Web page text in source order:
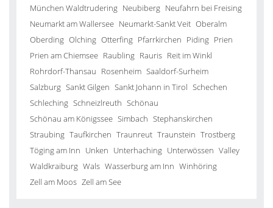
München Waldtrudering Neubiberg Neufahrn bei Freising
Neumarkt am Wallersee Neumarkt-Sankt Veit Oberalm
Oberding Olching Otterfing Pfarrkirchen Piding Prien
Prien am Chiemsee Raubling Rauris Reit im Winkl
Rohrdorf-Thansau Rosenheim Saaldorf-Surheim
Salzburg Sankt Gilgen Sankt Johann in Tirol Schechen
Schleching Schneizlreuth Schönau
Schönau am Königssee Simbach Stephanskirchen
Straubing Taufkirchen Traunreut Traunstein Trostberg
Töging am Inn Unken Unterhaching Unterwössen Valley
Waldkraiburg Wals Wasserburg am Inn Winhöring
Zell am Moos Zell am See